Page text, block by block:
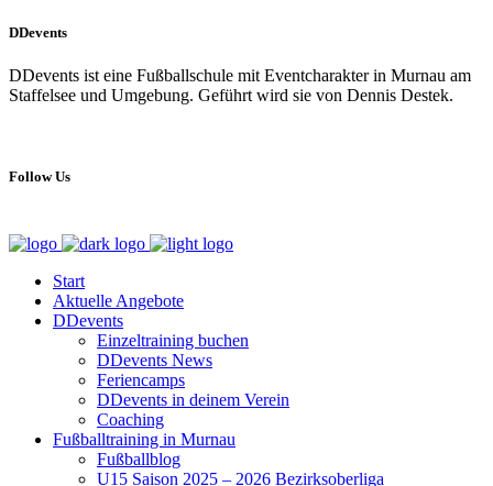
DDevents
DDevents ist eine Fußballschule mit Eventcharakter in Murnau am
Staffelsee und Umgebung. Geführt wird sie von Dennis Destek.
Follow Us
Start
Aktuelle Angebote
DDevents
Einzeltraining buchen
DDevents News
Feriencamps
DDevents in deinem Verein
Coaching
Fußballtraining in Murnau
Fußballblog
U15 Saison 2025 – 2026 Bezirksoberliga